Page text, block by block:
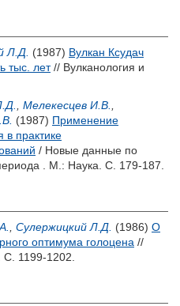
Л.Д. (1987) Вулкан Ксудач
тыс. лет// Вулканология и
Мелекесцев И.В.
(1987) Применение
в практике
/ Новые данные по
. М.: Наука. С. 179-187.
Сулержицкий Л.Д. (1986) О
оптимума голоцена //
1199-1202.